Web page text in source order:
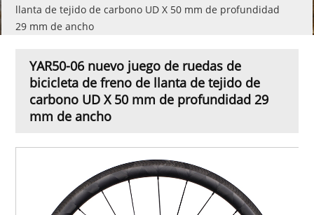
llanta de tejido de carbono UD X 50 mm de profundidad
29 mm de ancho
YAR50-06 nuevo juego de ruedas de
bicicleta de freno de llanta de tejido de
carbono UD X 50 mm de profundidad 29
mm de ancho